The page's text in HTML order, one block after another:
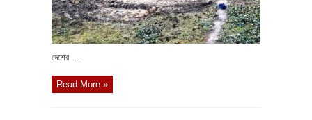
দেশের ...
Read More »